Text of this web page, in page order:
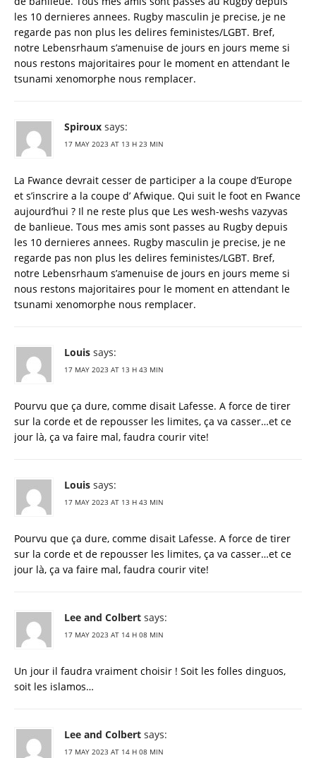
les 10 dernieres annees. Rugby masculin je precise, je ne
regarde pas non plus les delires feministes/LGBT. Bref,
notre Lebensrhaum s’amenuise de jours en jours meme si
nous restons majoritaires pour le moment en attendant le
tsunami xenomorphe nous remplacer.
Spiroux says:
17 MAY 2023 AT 13 H 23 MIN
La Fwance devrait cesser de participer a la coupe d’Europe
et s’inscrire a la coupe d’ Afwique. Qui suit le foot en Fwance
aujourd’hui ? Il ne reste plus que Les wesh-weshs vazyvas
de banlieue. Tous mes amis sont passes au Rugby depuis
les 10 dernieres annees. Rugby masculin je precise, je ne
regarde pas non plus les delires feministes/LGBT. Bref,
notre Lebensrhaum s’amenuise de jours en jours meme si
nous restons majoritaires pour le moment en attendant le
tsunami xenomorphe nous remplacer.
Louis says:
17 MAY 2023 AT 13 H 43 MIN
Pourvu que ça dure, comme disait Lafesse. A force de tirer
sur la corde et de repousser les limites, ça va casser…et ce
jour là, ça va faire mal, faudra courir vite!
Louis says:
17 MAY 2023 AT 13 H 43 MIN
Pourvu que ça dure, comme disait Lafesse. A force de tirer
sur la corde et de repousser les limites, ça va casser…et ce
jour là, ça va faire mal, faudra courir vite!
Lee and Colbert says:
17 MAY 2023 AT 14 H 08 MIN
Un jour il faudra vraiment choisir ! Soit les folles dinguos,
soit les islamos…
Lee and Colbert says:
17 MAY 2023 AT 14 H 08 MIN